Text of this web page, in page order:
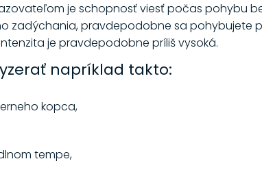
je schopnosť viesť počas pohybu
zadýchania, pravdepodobne sa pohybujete
je pravdepodobne príliš vysoká.
napríklad takto:
kopca,
tempe,